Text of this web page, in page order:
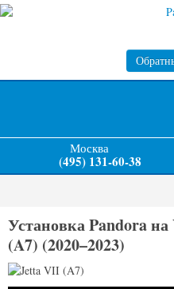
Москва
(495) 131-60-38
Установка Pandora
(A7) (2020–2023)